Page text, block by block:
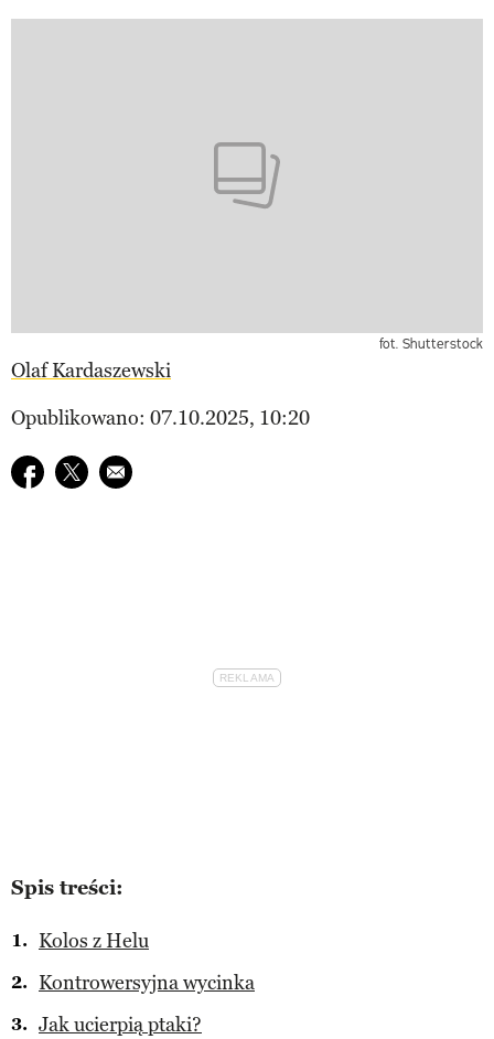
fot. Shutterstock
Olaf Kardaszewski
Opublikowano: 07.10.2025, 10:20
Udostępnij na facebook
Udostępnij na twitter
E-mail do przyjaciela
Spis treści:
Kolos z Helu
Kontrowersyjna wycinka
Jak ucierpią ptaki?